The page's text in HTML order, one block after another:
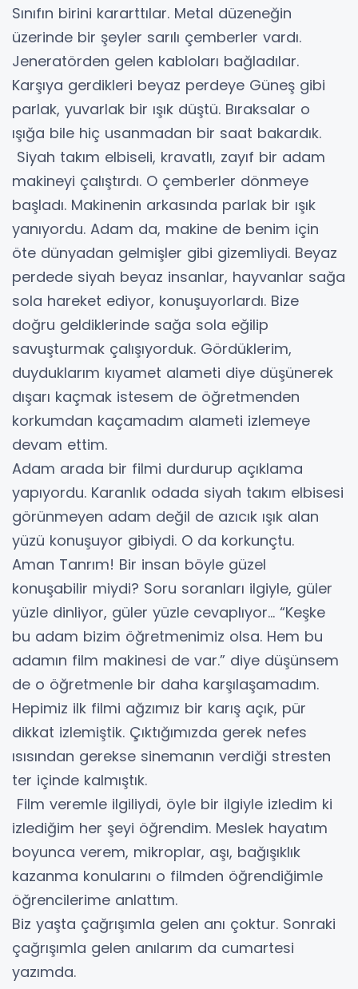
Sınıfın birini kararttılar. Metal düzeneğin
üzerinde bir şeyler sarılı çemberler vardı.
Jeneratörden gelen kabloları bağladılar.
Karşıya gerdikleri beyaz perdeye Güneş gibi
parlak, yuvarlak bir ışık düştü. Bıraksalar o
ışığa bile hiç usanmadan bir saat bakardık.
Siyah takım elbiseli, kravatlı, zayıf bir adam
makineyi çalıştırdı. O çemberler dönmeye
başladı. Makinenin arkasında parlak bir ışık
yanıyordu. Adam da, makine de benim için
öte dünyadan gelmişler gibi gizemliydi. Beyaz
perdede siyah beyaz insanlar, hayvanlar sağa
sola hareket ediyor, konuşuyorlardı. Bize
doğru geldiklerinde sağa sola eğilip
savuşturmak çalışıyorduk. Gördüklerim,
duyduklarım kıyamet alameti diye düşünerek
dışarı kaçmak istesem de öğretmenden
korkumdan kaçamadım alameti izlemeye
devam ettim.
Adam arada bir filmi durdurup açıklama
yapıyordu. Karanlık odada siyah takım elbisesi
görünmeyen adam değil de azıcık ışık alan
yüzü konuşuyor gibiydi. O da korkunçtu.
Aman Tanrım! Bir insan böyle güzel
konuşabilir miydi? Soru soranları ilgiyle, güler
yüzle dinliyor, güler yüzle cevaplıyor… “Keşke
bu adam bizim öğretmenimiz olsa. Hem bu
adamın film makinesi de var.” diye düşünsem
de o öğretmenle bir daha karşılaşamadım.
Hepimiz ilk filmi ağzımız bir karış açık, pür
dikkat izlemiştik. Çıktığımızda gerek nefes
ısısından gerekse sinemanın verdiği stresten
ter içinde kalmıştık.
Film veremle ilgiliydi, öyle bir ilgiyle izledim ki
izlediğim her şeyi öğrendim. Meslek hayatım
boyunca verem, mikroplar, aşı, bağışıklık
kazanma konularını o filmden öğrendiğimle
öğrencilerime anlattım.
Biz yaşta çağrışımla gelen anı çoktur. Sonraki
çağrışımla gelen anılarım da cumartesi
yazımda.